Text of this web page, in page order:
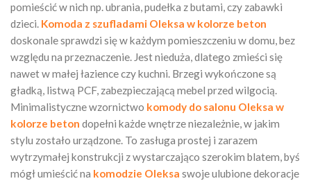
pomieścić w nich np. ubrania, pudełka z butami, czy zabawki
dzieci. Komoda z szufladami Oleksa w kolorze beton
doskonale sprawdzi się w każdym pomieszczeniu w domu, bez
względu na przeznaczenie. Jest nieduża, dlatego zmieści się
nawet w małej łazience czy kuchni. Brzegi wykończone są
gładką, listwą PCF, zabezpieczającą mebel przed wilgocią.
Minimalistyczne wzornictwo komody do salonu Oleksa w
kolorze beton dopełni każde wnętrze niezależnie, w jakim
stylu zostało urządzone. To zasługa prostej i zarazem
wytrzymałej konstrukcji z wystarczająco szerokim blatem, byś
mógł umieścić na komodzie Oleksa swoje ulubione dekoracje